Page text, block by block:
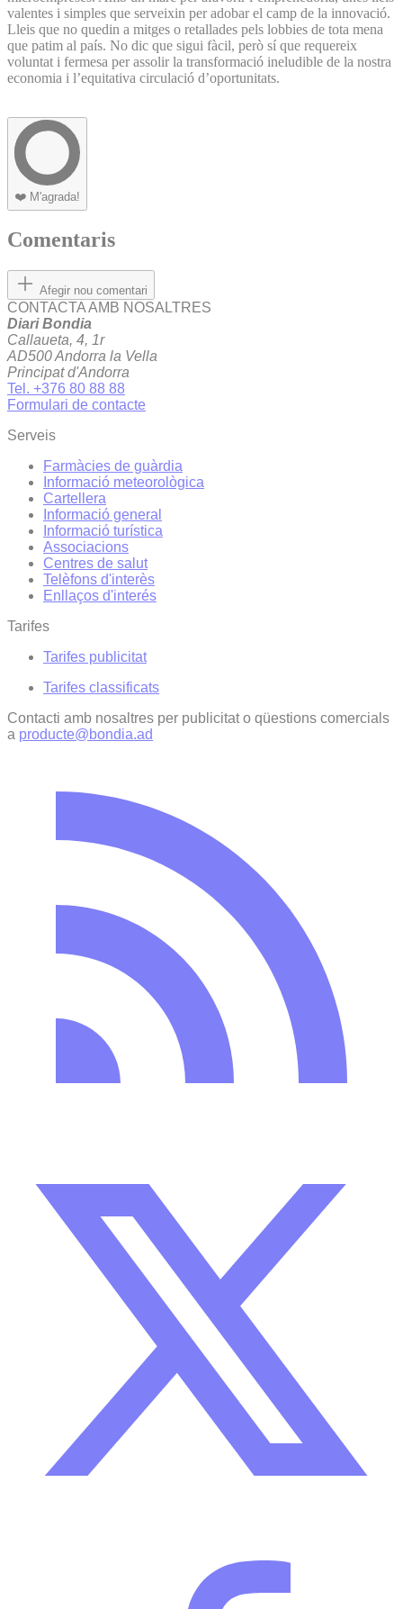
valentes i simples que serveixin per adobar el camp de la innovació.
Lleis que no quedin a mitges o retallades pels lobbies de tota mena
que patim al país. No dic que sigui fàcil, però sí que requereix
voluntat i fermesa per assolir la transformació ineludible de la nostra
economia i l’equitativa circulació d’oportunitats.
❤️ M'agrada!
Comentaris
Afegir nou comentari
CONTACTA AMB NOSALTRES
Diari Bondia
Callaueta, 4, 1r
AD500 Andorra la Vella
Principat d'Andorra
Tel. +376 80 88 88
Formulari de contacte
Serveis
Farmàcies de guàrdia
Informació meteorològica
Cartellera
Informació general
Informació turística
Associacions
Centres de salut
Telèfons d'interès
Enllaços d'interés
Tarifes
Tarifes publicitat
Tarifes classificats
Contacti amb nosaltres per publicitat o qüestions comercials
a producte@bondia.ad